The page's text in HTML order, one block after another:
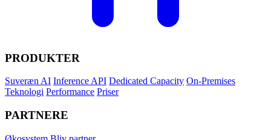
PRODUKTER
Suveræn AI Inference API Dedicated Capacity On-Premises
Teknologi Performance Priser
PARTNERE